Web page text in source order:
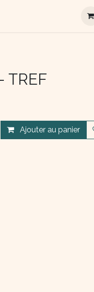
TREF
Ajouter au panier